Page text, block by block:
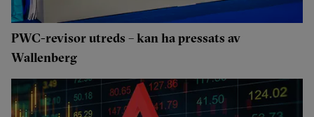
PWC-revisor utreds – kan ha pressats av
Wallenberg